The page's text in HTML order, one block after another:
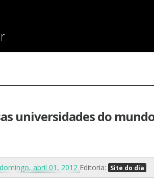
universidades do
domingo, abril 01, 2012 Editoria: Site do dia